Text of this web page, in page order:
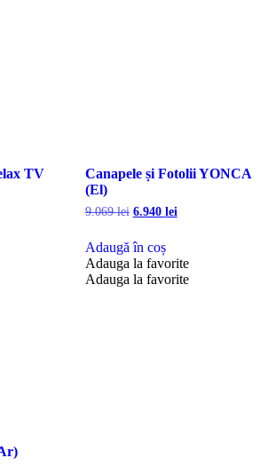
TV
Canapele și Fotolii YONCA
(El)
9.069lei Prețul
a
fost:
9.069 lei.
6.940 leiPrețul
Adaugă în coș
Adauga la favorite
Adauga la favorite